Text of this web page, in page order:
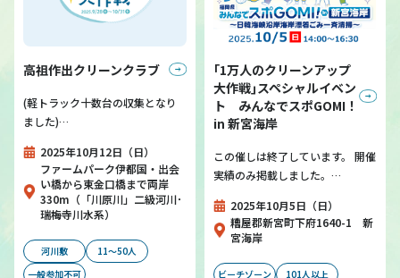
高祖作出クリーンクラブ
(軽トラック十数台の収集となり
ました)…
2025年10月12日（日）
ファームパーク伊都国・出会
い橋から東金口橋まで両岸
330m（「川原川」二級河川･
瑞梅寺川水系）
河川敷
11～50人
一般参加不可
｢1万人のクリーンアップ
大作戦｣スペシャルイベン
ト みんなでスポGOMI！
in 新宮海岸
この催しは終了しています。 開催
実績のみ掲載しました。…
2025年10月5日（日）
糟屋郡新宮町下府1640-1 新
宮海岸
ビーチゾーン
101人以上